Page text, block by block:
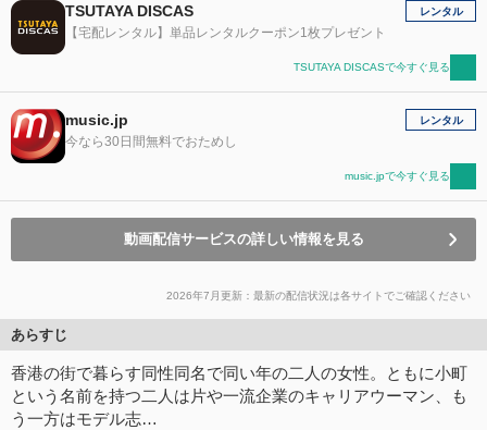
TSUTAYA DISCAS
【宅配レンタル】単品レンタルクーポン1枚プレゼント
レンタル
TSUTAYA DISCASで今すぐ見る
music.jp
今なら30日間無料でおためし
レンタル
music.jpで今すぐ見る
動画配信サービスの詳しい情報を見る
2026年7月更新：最新の配信状況は各サイトでご確認ください
あらすじ
香港の街で暮らす同性同名で同い年の二人の女性。ともに小町
という名前を持つ二人は片や一流企業のキャリアウーマン、も
う一方はモデル志…